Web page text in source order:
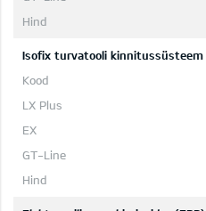
Isofix turvatooli kinnitussüsteem